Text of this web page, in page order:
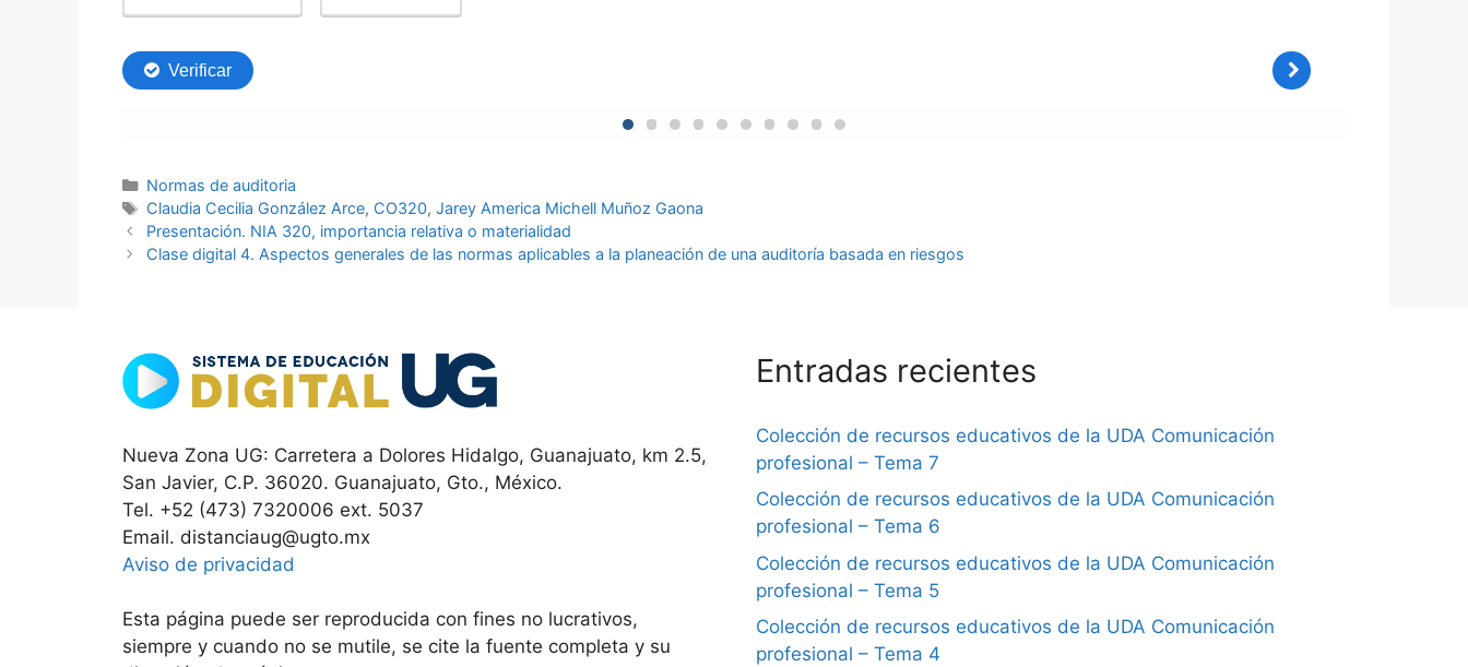
Categorías
Normas de auditoria
Etiquetas
Claudia Cecilia González Arce, CO320, Jarey America Michell Muñoz Gaona
Presentación. NIA 320, importancia relativa o materialidad
Clase digital 4. Aspectos generales de las normas aplicables a la planeación de una auditoría basada en riesgos
Nueva Zona UG: Carretera a Dolores Hidalgo, Guanajuato, km 2.5,
San Javier, C.P. 36020. Guanajuato, Gto., México.
Tel. +52 (473) 7320006 ext. 5037
Email. distanciaug@ugto.mx
Aviso de privacidad
Esta página puede ser reproducida con fines no lucrativos,
siempre y cuando no se mutile, se cite la fuente completa y su
Entradas recientes
Colección de recursos educativos de la UDA Comunicación
profesional – Tema 7
Colección de recursos educativos de la UDA Comunicación
profesional – Tema 6
Colección de recursos educativos de la UDA Comunicación
profesional – Tema 5
Colección de recursos educativos de la UDA Comunicación
profesional – Tema 4